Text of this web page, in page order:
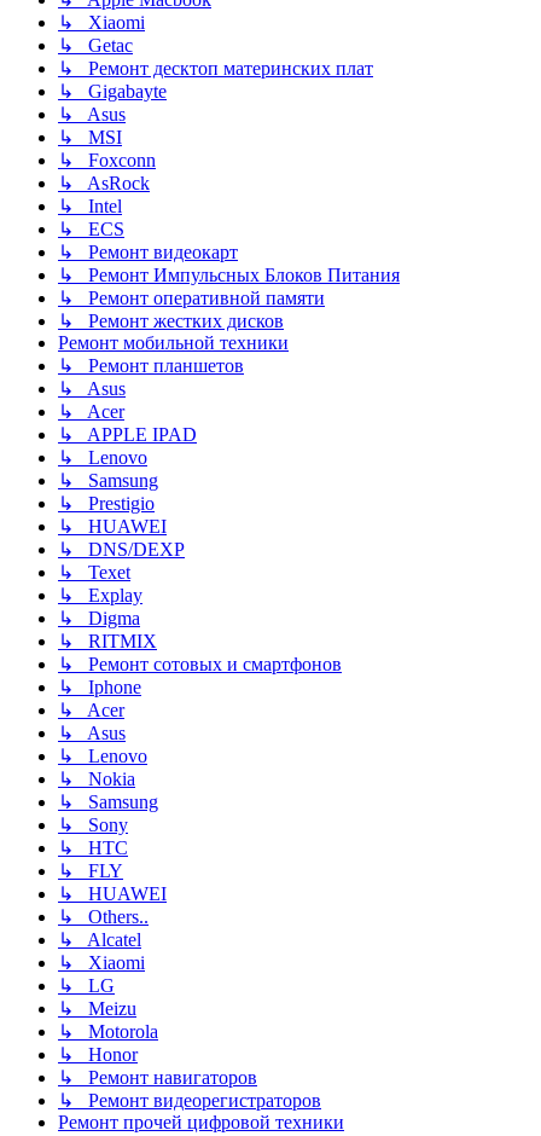
↳ Xiaomi
↳ Getac
↳ Ремонт десктоп материнских плат
↳ Gigabayte
↳ Asus
↳ MSI
↳ Foxconn
↳ AsRock
↳ Intel
↳ ECS
↳ Ремонт видеокарт
↳ Ремонт Импульсных Блоков Питания
↳ Ремонт оперативной памяти
↳ Ремонт жестких дисков
Ремонт мобильной техники
↳ Ремонт планшетов
↳ Asus
↳ Acer
↳ APPLE IPAD
↳ Lenovo
↳ Samsung
↳ Prestigio
↳ HUAWEI
↳ DNS/DEXP
↳ Texet
↳ Explay
↳ Digma
↳ RITMIX
↳ Ремонт сотовых и смартфонов
↳ Iphone
↳ Acer
↳ Asus
↳ Lenovo
↳ Nokia
↳ Samsung
↳ Sony
↳ HTC
↳ FLY
↳ HUAWEI
↳ Others..
↳ Alcatel
↳ Xiaomi
↳ LG
↳ Meizu
↳ Motorola
↳ Honor
↳ Ремонт навигаторов
↳ Ремонт видеорегистраторов
Ремонт прочей цифровой техники